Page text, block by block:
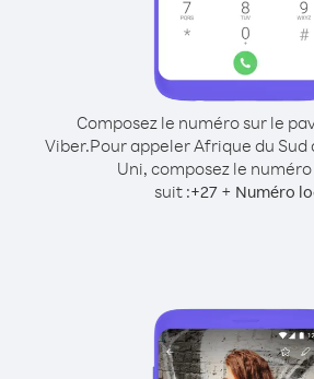
Composez le numéro sur le
Viber.Pour appeler Afrique du Sud
Uni, composez le
suit :+27 + Numéro